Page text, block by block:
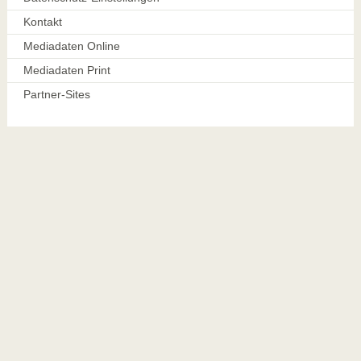
Kontakt
Mediadaten Online
Mediadaten Print
Partner-Sites